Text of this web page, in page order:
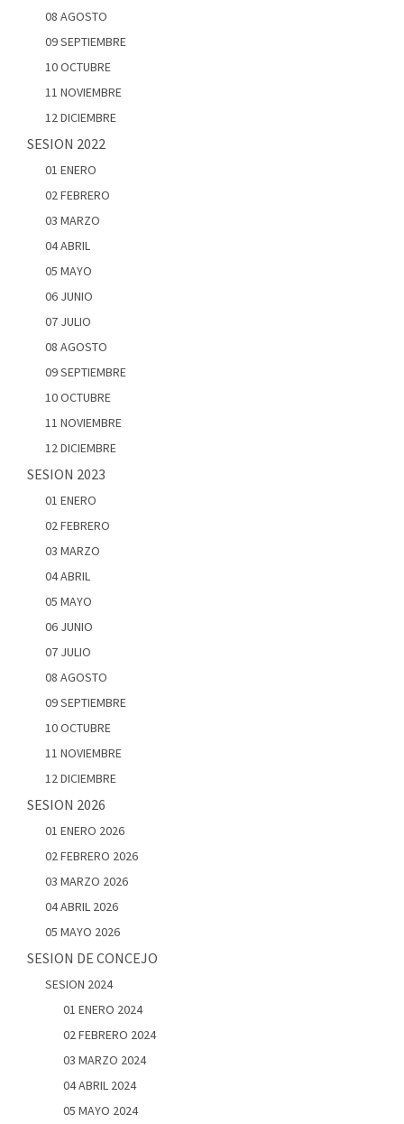
08 AGOSTO
09 SEPTIEMBRE
10 OCTUBRE
11 NOVIEMBRE
12 DICIEMBRE
SESION 2022
01 ENERO
02 FEBRERO
03 MARZO
04 ABRIL
05 MAYO
06 JUNIO
07 JULIO
08 AGOSTO
09 SEPTIEMBRE
10 OCTUBRE
11 NOVIEMBRE
12 DICIEMBRE
SESION 2023
01 ENERO
02 FEBRERO
03 MARZO
04 ABRIL
05 MAYO
06 JUNIO
07 JULIO
08 AGOSTO
09 SEPTIEMBRE
10 OCTUBRE
11 NOVIEMBRE
12 DICIEMBRE
SESION 2026
01 ENERO 2026
02 FEBRERO 2026
03 MARZO 2026
04 ABRIL 2026
05 MAYO 2026
SESION DE CONCEJO
SESION 2024
01 ENERO 2024
02 FEBRERO 2024
03 MARZO 2024
04 ABRIL 2024
05 MAYO 2024